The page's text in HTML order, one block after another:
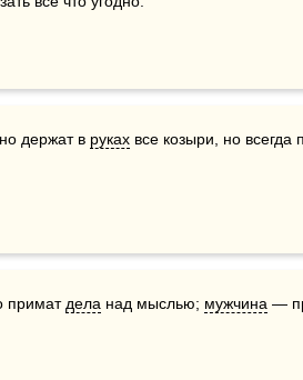
держат в руках все козыри, но всегда
примат дела над мыслью; мужчина —